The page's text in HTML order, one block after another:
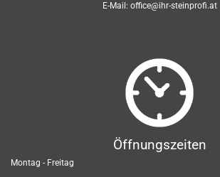
E-Mail: office@ihr-steinprofi.at
Öffnungszeiten
Montag - Freitag